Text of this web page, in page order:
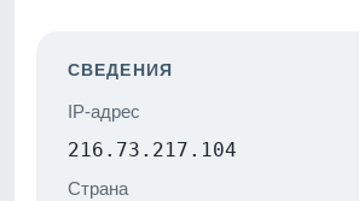
СВЕДЕНИЯ
IP-адрес
216.73.217.104
Страна